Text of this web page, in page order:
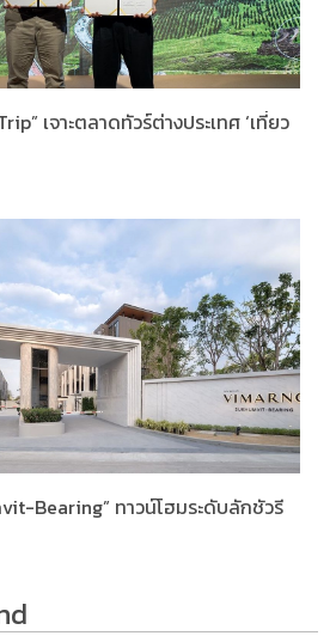
เจาะตลาดทัวร์ต่างประเทศ ‘เที่ยว
Bearing” ทาวน์โฮมระดับลักชัวรี